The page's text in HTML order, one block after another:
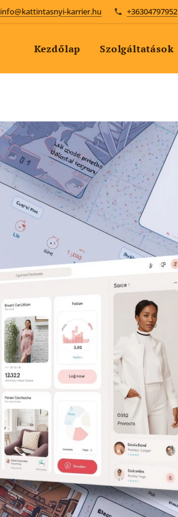
info@kattintasnyi-karrier.hu +36304797952
Kezdőlap Szolgáltatások